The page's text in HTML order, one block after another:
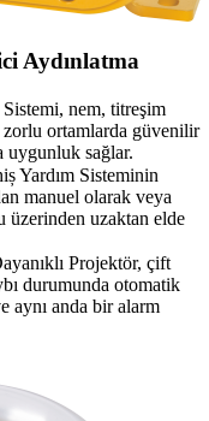
Aydınlatma
nem, titreşim
ortamlarda güvenilir
uygunluk sağlar.
Yardım Sisteminin
manuel olarak veya
üzerinden uzaktan elde
Projektör, çift
durumunda otomatik
aynı anda bir alarm